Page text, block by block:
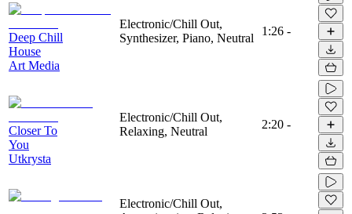
Deep Chill
House
Art Media
Electronic/Chill Out,
Synthesizer, Piano, Neutral
1:26 -
Closer To
You
Utkrysta
Electronic/Chill Out,
Relaxing, Neutral
2:20 -
Electronic/Chill Out,